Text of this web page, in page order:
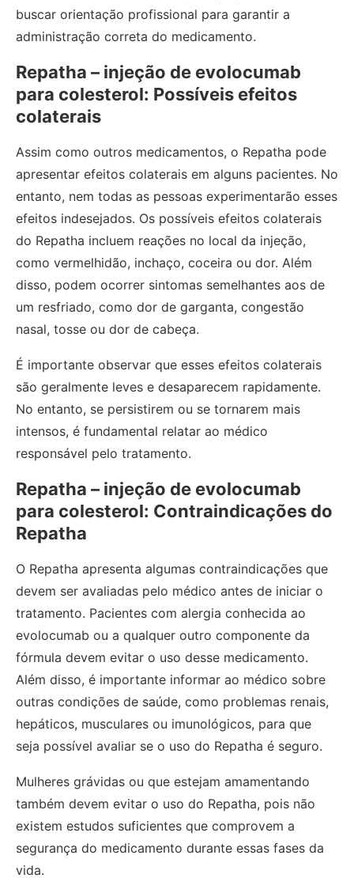
buscar orientação profissional para garantir a
administração correta do medicamento.
Repatha – injeção de evolocumab
para colesterol: Possíveis efeitos
colaterais
Assim como outros medicamentos, o Repatha pode
apresentar efeitos colaterais em alguns pacientes. No
entanto, nem todas as pessoas experimentarão esses
efeitos indesejados. Os possíveis efeitos colaterais
do Repatha incluem reações no local da injeção,
como vermelhidão, inchaço, coceira ou dor. Além
disso, podem ocorrer sintomas semelhantes aos de
um resfriado, como dor de garganta, congestão
nasal, tosse ou dor de cabeça.
É importante observar que esses efeitos colaterais
são geralmente leves e desaparecem rapidamente.
No entanto, se persistirem ou se tornarem mais
intensos, é fundamental relatar ao médico
responsável pelo tratamento.
Repatha – injeção de evolocumab
para colesterol: Contraindicações do
Repatha
O Repatha apresenta algumas contraindicações que
devem ser avaliadas pelo médico antes de iniciar o
tratamento. Pacientes com alergia conhecida ao
evolocumab ou a qualquer outro componente da
fórmula devem evitar o uso desse medicamento.
Além disso, é importante informar ao médico sobre
outras condições de saúde, como problemas renais,
hepáticos, musculares ou imunológicos, para que
seja possível avaliar se o uso do Repatha é seguro.
Mulheres grávidas ou que estejam amamentando
também devem evitar o uso do Repatha, pois não
existem estudos suficientes que comprovem a
segurança do medicamento durante essas fases da
vida.